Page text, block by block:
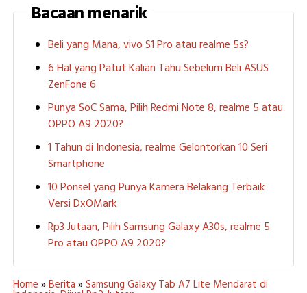
Bacaan menarik
Beli yang Mana, vivo S1 Pro atau realme 5s?
6 Hal yang Patut Kalian Tahu Sebelum Beli ASUS
ZenFone 6
Punya SoC Sama, Pilih Redmi Note 8, realme 5 atau
OPPO A9 2020?
1 Tahun di Indonesia, realme Gelontorkan 10 Seri
Smartphone
10 Ponsel yang Punya Kamera Belakang Terbaik
Versi DxOMark
Rp3 Jutaan, Pilih Samsung Galaxy A30s, realme 5
Pro atau OPPO A9 2020?
Home »Berita »Samsung Galaxy Tab A7 Lite Mendarat di